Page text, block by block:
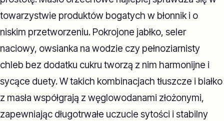
towarzystwie produktów bogatych w błonnik i o
niskim przetworzeniu. Pokrojone jabłko, seler
naciowy, owsianka na wodzie czy pełnoziarnisty
chleb bez dodatku cukru tworzą z nim harmonijne i
sycące duety. W takich kombinacjach tłuszcze i białko
z masła współgrają z węglowodanami złożonymi,
zapewniając długotrwałe uczucie sytości i stabilny